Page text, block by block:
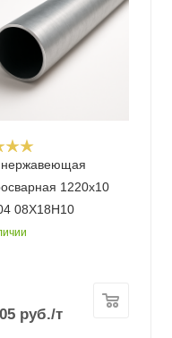
нержавеющая
1220х10
08Х18Н10
руб./т